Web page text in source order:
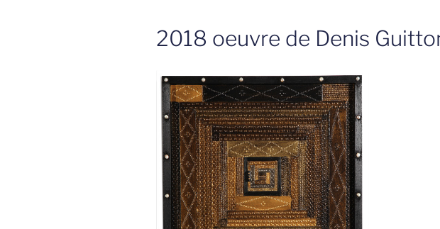
2018 oeuvre de Denis